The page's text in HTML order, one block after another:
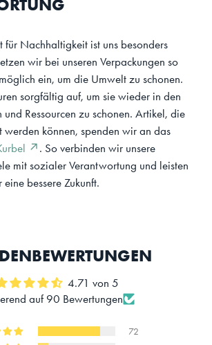
für Nachhaltigkeit ist uns besonders
wir bei unseren Verpackungen so
ein, um die Umwelt zu schonen.
sorgfältig auf, um sie wieder in den
Ressourcen zu schonen. Artikel, die
werden können, spenden wir an das
↗. So verbinden wir unsere
mit sozialer Verantwortung und leisten
bessere Zukunft.
4.71 von 5
auf 90 Bewertungen
72